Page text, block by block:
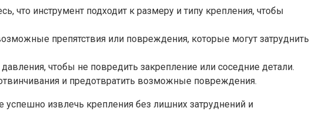
что инструмент подходит к размеру и типу крепления, чтобы
препятствия или повреждения, которые могут затруднить
чтобы не повредить закрепление или соседние детали.
и предотвратить возможные повреждения.
извлечь крепления без лишних затруднений и